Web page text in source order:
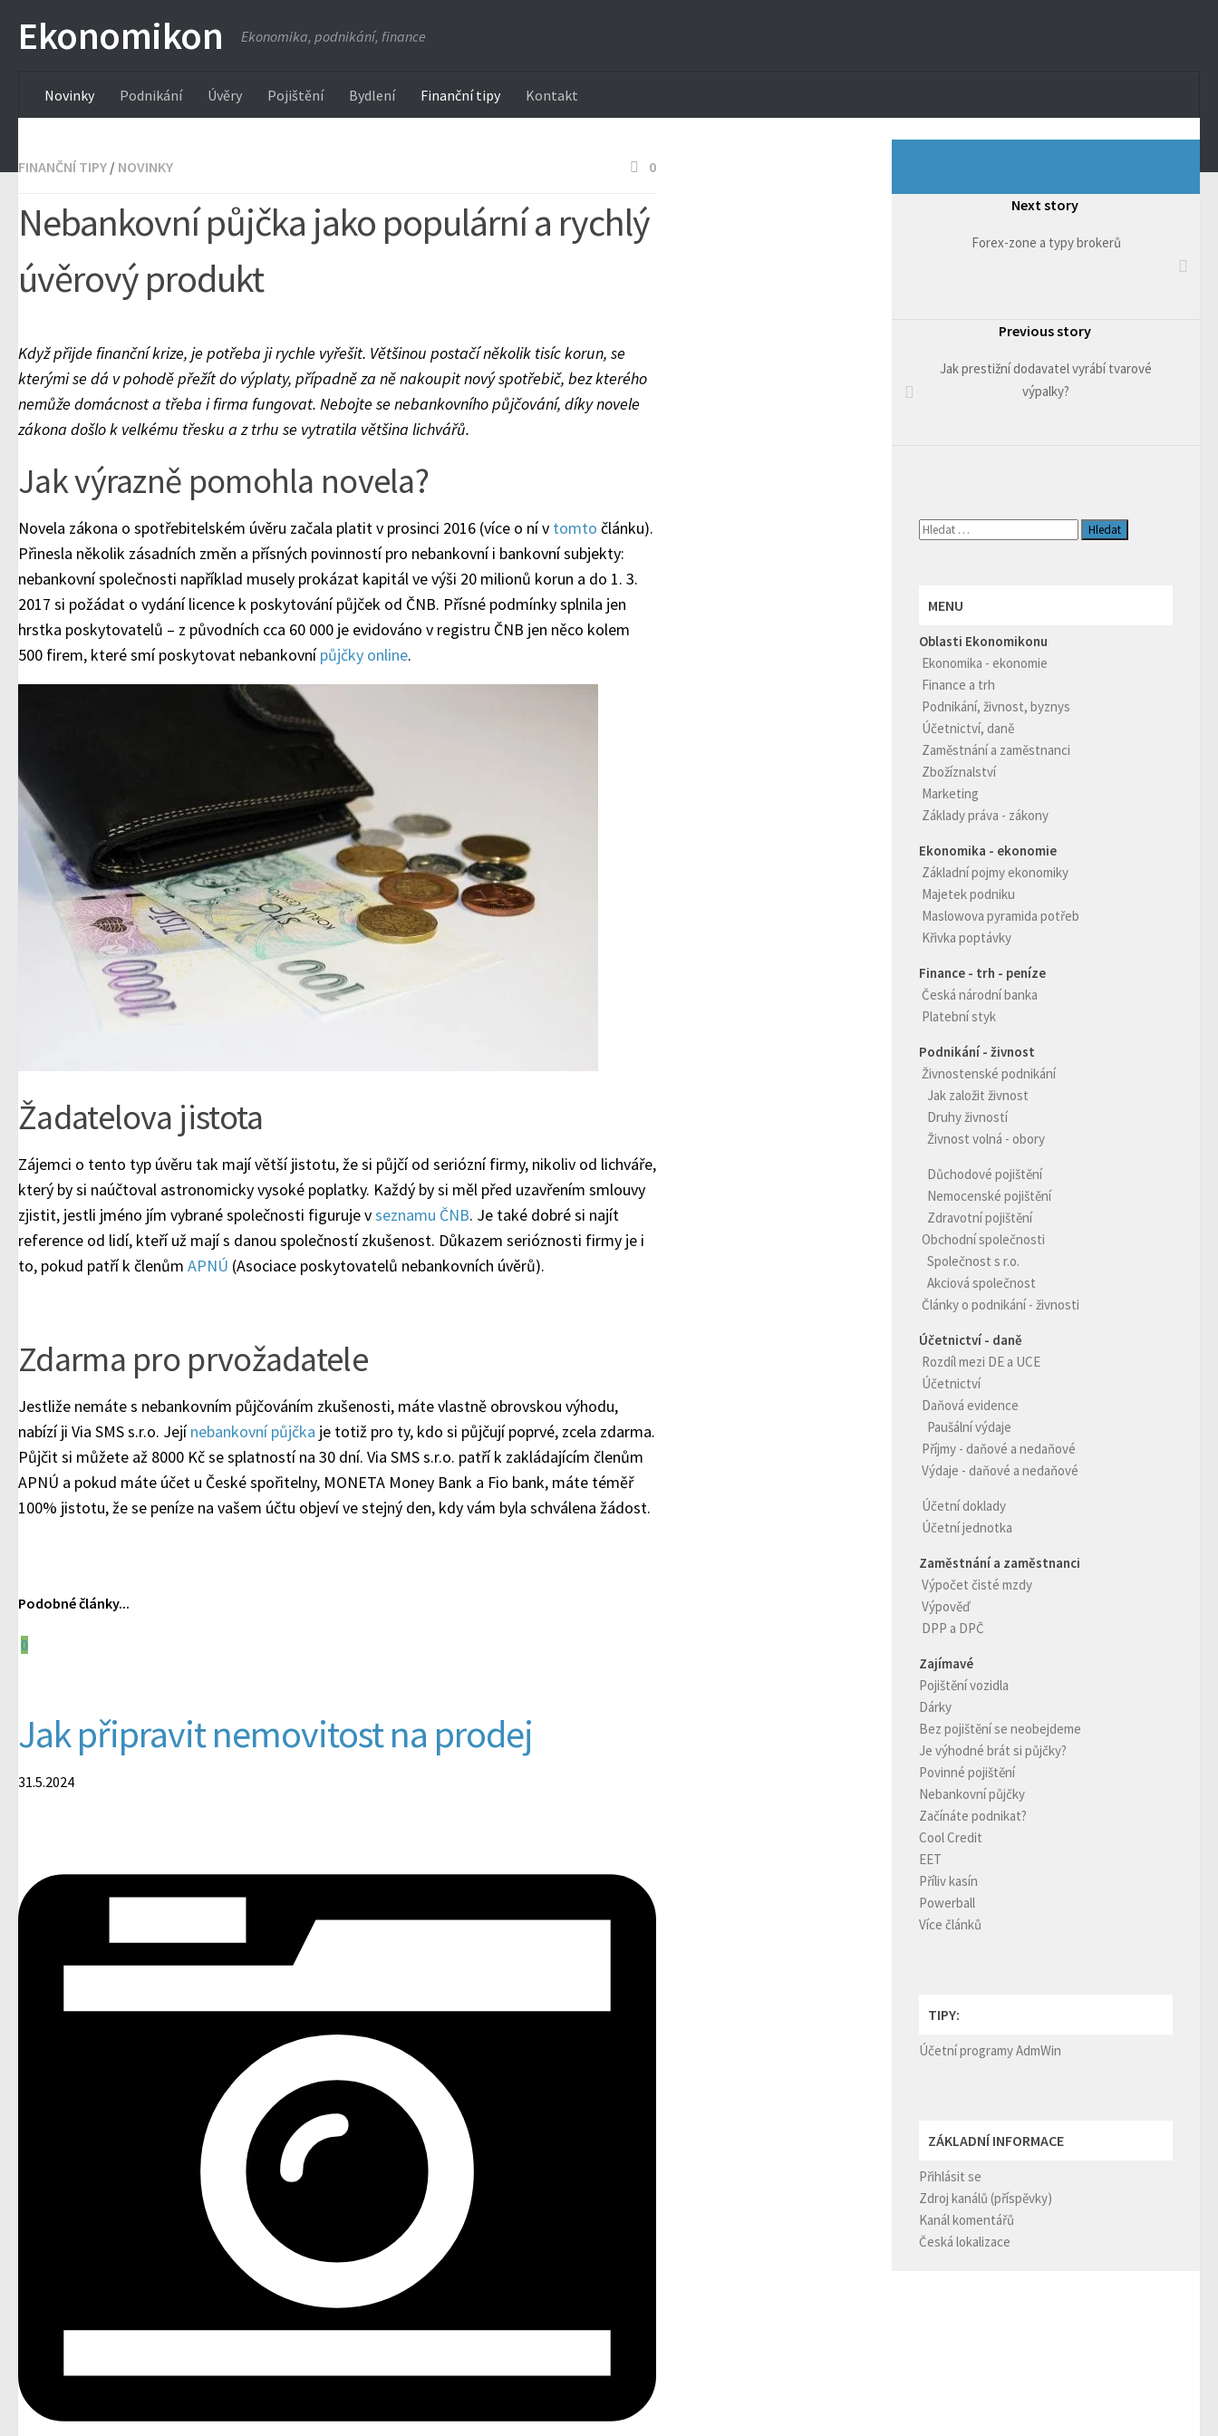
Ekonomikon Ekonomika, podnikání, finance
Novinky Podnikání Úvěry Pojištění Bydlení Finanční tipy Kontakt
FINANČNÍ TIPY / NOVINKY 0
Nebankovní půjčka jako populární a rychlý
úvěrový produkt
Když přijde finanční krize, je potřeba ji rychle vyřešit. Většinou postačí několik tisíc korun, se
kterými se dá v pohodě přežít do výplaty, případně za ně nakoupit nový spotřebič, bez kterého
nemůže domácnost a třeba i firma fungovat. Nebojte se nebankovního půjčování, díky novele
zákona došlo k velkému třesku a z trhu se vytratila většina lichvářů.
Jak výrazně pomohla novela?
Novela zákona o spotřebitelském úvěru začala platit v prosinci 2016 (více o ní v tomto článku).
Přinesla několik zásadních změn a přísných povinností pro nebankovní i bankovní subjekty:
nebankovní společnosti například musely prokázat kapitál ve výši 20 milionů korun a do 1. 3.
2017 si požádat o vydání licence k poskytování půjček od ČNB. Přísné podmínky splnila jen
hrstka poskytovatelů – z původních cca 60 000 je evidováno v registru ČNB jen něco kolem
500 firem, které smí poskytovat nebankovnípůjčky online.
Žadatelova jistota
Zájemci o tento typ úvěru tak mají větší jistotu, že si půjčí od seriózní firmy, nikoliv od lichváře,
který by si naúčtoval astronomicky vysoké poplatky. Každý by si měl před uzavřením smlouvy
zjistit, jestli jméno jím vybrané společnosti figuruje vseznamu ČNB. Je také dobré si najít
reference od lidí, kteří už mají s danou společností zkušenost. Důkazem serióznosti firmy je i
to, pokud patří k členům APNÚ (Asociace poskytovatelů nebankovních úvěrů).
Zdarma pro prvožadatele
Jestliže nemáte s nebankovním půjčováním zkušenosti, máte vlastně obrovskou výhodu,
nabízí ji Via SMS s.r.o. Jejínebankovní půjčka je totiž pro ty, kdo si půjčují poprvé, zcela zdarma.
Půjčit si můžete až 8000 Kč se splatností na 30 dní. Via SMS s.r.o. patří k zakládajícím členům
APNÚ a pokud máte účet u České spořitelny, MONETA Money Bank a Fio bank, máte téměř
100% jistotu, že se peníze na vašem účtu objeví ve stejný den, kdy vám byla schválena žádost.
Podobné články...
0
Jak připravit nemovitost na prodej
31.5.2024
Next story
Forex-zone a typy brokerů
Previous story
Jak prestižní dodavatel vyrábí tvarové
výpalky?
Vyhledávání
MENU
Oblasti Ekonomikonu
Ekonomika - ekonomie
Finance a trh
Podnikání, živnost, byznys
Účetnictví, daně
Zaměstnání a zaměstnanci
Zbožíznalství
Marketing
Základy práva - zákony
Ekonomika - ekonomie
Základní pojmy ekonomiky
Majetek podniku
Maslowova pyramida potřeb
Křivka poptávky
Finance - trh - peníze
Česká národní banka
Platební styk
Podnikání - živnost
Živnostenské podnikání
Jak založit živnost
Druhy živností
Živnost volná - obory
Důchodové pojištění
Nemocenské pojištění
Zdravotní pojištění
Obchodní společnosti
Společnost s r.o.
Akciová společnost
Články o podnikání - živnosti
Účetnictví - daně
Rozdíl mezi DE a UCE
Účetnictví
Daňová evidence
Paušální výdaje
Příjmy - daňové a nedaňové
Výdaje - daňové a nedaňové
Účetní doklady
Účetní jednotka
Zaměstnání a zaměstnanci
Výpočet čisté mzdy
Výpověď
DPP a DPČ
Zajímavé
Pojištění vozidla
Dárky
Bez pojištění se neobejdeme
Je výhodné brát si půjčky?
Povinné pojištění
Nebankovní půjčky
Začínáte podnikat?
Cool Credit
EET
Příliv kasín
Powerball
Více článků
TIPY:
Účetní programy AdmWin
ZÁKLADNÍ INFORMACE
Přihlásit se
Zdroj kanálů (příspěvky)
Kanál komentářů
Česká lokalizace